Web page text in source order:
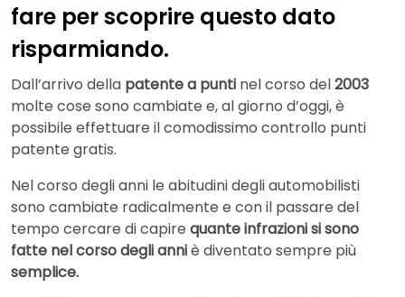
fare per scoprire questo dato
risparmiando.
Dall’arrivo della patente a punti nel corso del2003
molte cose sono cambiate e, al giorno d’oggi, è
possibile effettuare il comodissimo controllo punti
patente gratis.
Nel corso degli anni le abitudini degli automobilisti
sono cambiate radicalmente e con il passare del
tempo cercare di capire quante infrazioni si sono
fatte nel corso degli anniè diventato sempre più
semplice.